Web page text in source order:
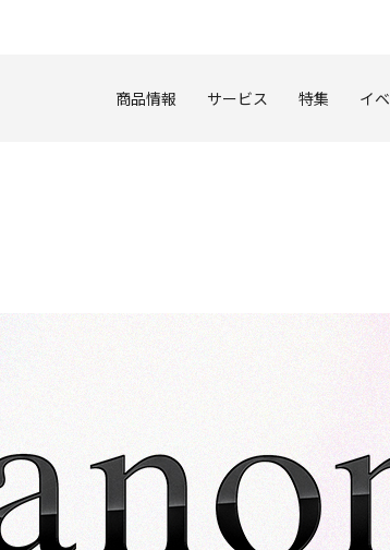
商品情報 サービス 特集 イ